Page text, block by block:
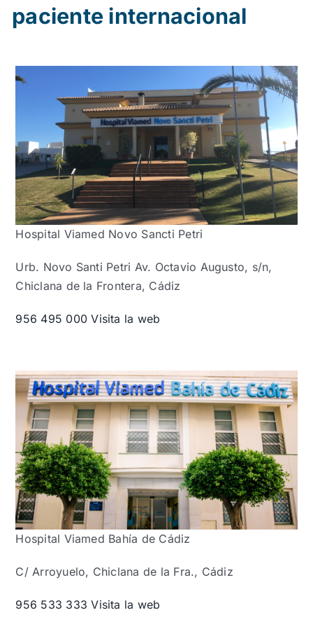
paciente internacional
Hospital Viamed Novo Sancti Petri
Urb. Novo Santi Petri Av. Octavio Augusto, s/n,
Chiclana de la Frontera, Cádiz
956 495 000 Visita la web
Hospital Viamed Bahía de Cádiz
C/ Arroyuelo, Chiclana de la Fra., Cádiz
956 533 333 Visita la web